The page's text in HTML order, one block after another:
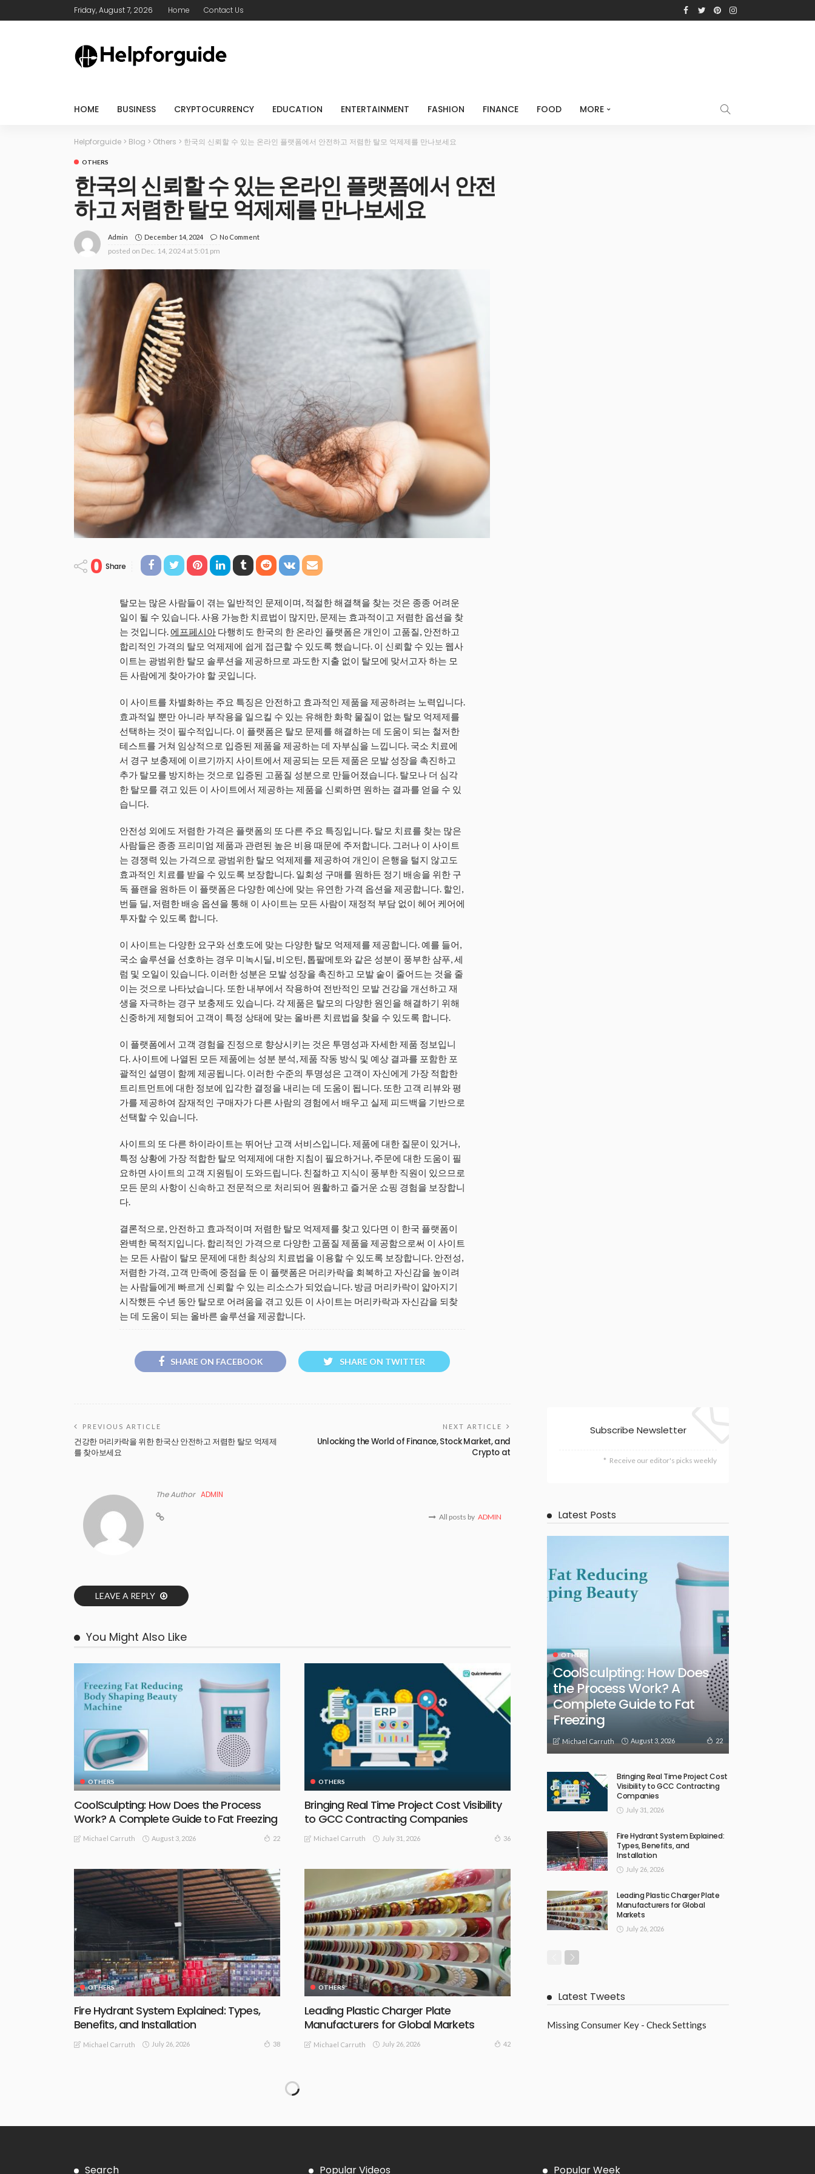
Friday, August 7, 2026 Home Contact Us
HOME BUSINESS CRYPTOCURRENCY EDUCATION ENTERTAINMENT FASHION FINANCE FOOD MORE
Helpforguide > Blog > Others > 한국의 신뢰할 수 있는 온라인 플랫폼에서 안전하고 저렴한 탈모 억제제를 만나보세요
OTHERS
한국의 신뢰할 수 있는 온라인 플랫폼에서 안전
하고 저렴한 탈모 억제제를 만나보세요
Admin December 14, 2024 No Comment
posted on Dec. 14, 2024 at 5:01 pm
0 Share
탈모는 많은 사람들이 겪는 일반적인 문제이며, 적절한 해결책을 찾는 것은 종종 어려운
일이 될 수 있습니다. 사용 가능한 치료법이 많지만, 문제는 효과적이고 저렴한 옵션을 찾
는 것입니다. 에프페시아 다행히도 한국의 한 온라인 플랫폼은 개인이 고품질, 안전하고
합리적인 가격의 탈모 억제제에 쉽게 접근할 수 있도록 했습니다. 이 신뢰할 수 있는 웹사
이트는 광범위한 탈모 솔루션을 제공하므로 과도한 지출 없이 탈모에 맞서고자 하는 모
든 사람에게 찾아가야 할 곳입니다.
이 사이트를 차별화하는 주요 특징은 안전하고 효과적인 제품을 제공하려는 노력입니다.
효과적일 뿐만 아니라 부작용을 일으킬 수 있는 유해한 화학 물질이 없는 탈모 억제제를
선택하는 것이 필수적입니다. 이 플랫폼은 탈모 문제를 해결하는 데 도움이 되는 철저한
테스트를 거쳐 임상적으로 입증된 제품을 제공하는 데 자부심을 느낍니다. 국소 치료에
서 경구 보충제에 이르기까지 사이트에서 제공되는 모든 제품은 모발 성장을 촉진하고
추가 탈모를 방지하는 것으로 입증된 고품질 성분으로 만들어졌습니다. 탈모나 더 심각
한 탈모를 겪고 있든 이 사이트에서 제공하는 제품을 신뢰하면 원하는 결과를 얻을 수 있
습니다.
안전성 외에도 저렴한 가격은 플랫폼의 또 다른 주요 특징입니다. 탈모 치료를 찾는 많은
사람들은 종종 프리미엄 제품과 관련된 높은 비용 때문에 주저합니다. 그러나 이 사이트
는 경쟁력 있는 가격으로 광범위한 탈모 억제제를 제공하여 개인이 은행을 털지 않고도
효과적인 치료를 받을 수 있도록 보장합니다. 일회성 구매를 원하든 정기 배송을 위한 구
독 플랜을 원하든 이 플랫폼은 다양한 예산에 맞는 유연한 가격 옵션을 제공합니다. 할인,
번들 딜, 저렴한 배송 옵션을 통해 이 사이트는 모든 사람이 재정적 부담 없이 헤어 케어에
투자할 수 있도록 합니다.
이 사이트는 다양한 요구와 선호도에 맞는 다양한 탈모 억제제를 제공합니다. 예를 들어,
국소 솔루션을 선호하는 경우 미녹시딜, 비오틴, 톱팔메토와 같은 성분이 풍부한 샴푸, 세
럼 및 오일이 있습니다. 이러한 성분은 모발 성장을 촉진하고 모발 숱이 줄어드는 것을 줄
이는 것으로 나타났습니다. 또한 내부에서 작용하여 전반적인 모발 건강을 개선하고 재
생을 자극하는 경구 보충제도 있습니다. 각 제품은 탈모의 다양한 원인을 해결하기 위해
신중하게 제형되어 고객이 특정 상태에 맞는 올바른 치료법을 찾을 수 있도록 합니다.
이 플랫폼에서 고객 경험을 진정으로 향상시키는 것은 투명성과 자세한 제품 정보입니
다. 사이트에 나열된 모든 제품에는 성분 분석, 제품 작동 방식 및 예상 결과를 포함한 포
괄적인 설명이 함께 제공됩니다. 이러한 수준의 투명성은 고객이 자신에게 가장 적합한
트리트먼트에 대한 정보에 입각한 결정을 내리는 데 도움이 됩니다. 또한 고객 리뷰와 평
가를 제공하여 잠재적인 구매자가 다른 사람의 경험에서 배우고 실제 피드백을 기반으로
선택할 수 있습니다.
사이트의 또 다른 하이라이트는 뛰어난 고객 서비스입니다. 제품에 대한 질문이 있거나,
특정 상황에 가장 적합한 탈모 억제제에 대한 지침이 필요하거나, 주문에 대한 도움이 필
요하면 사이트의 고객 지원팀이 도와드립니다. 친절하고 지식이 풍부한 직원이 있으므로
모든 문의 사항이 신속하고 전문적으로 처리되어 원활하고 즐거운 쇼핑 경험을 보장합니
다.
결론적으로, 안전하고 효과적이며 저렴한 탈모 억제제를 찾고 있다면 이 한국 플랫폼이
완벽한 목적지입니다. 합리적인 가격으로 다양한 고품질 제품을 제공함으로써 이 사이트
는 모든 사람이 탈모 문제에 대한 최상의 치료법을 이용할 수 있도록 보장합니다. 안전성,
저렴한 가격, 고객 만족에 중점을 둔 이 플랫폼은 머리카락을 회복하고 자신감을 높이려
는 사람들에게 빠르게 신뢰할 수 있는 리소스가 되었습니다. 방금 머리카락이 얇아지기
시작했든 수년 동안 탈모로 어려움을 겪고 있든 이 사이트는 머리카락과 자신감을 되찾
는 데 도움이 되는 올바른 솔루션을 제공합니다.
SHARE ON FACEBOOK SHARE ON TWITTER
PREVIOUS ARTICLE
건강한 머리카락을 위한 한국산 안전하고 저렴한 탈모 억제제
를 찾아보세요
NEXT ARTICLE
Unlocking the World of Finance, Stock Market, and
Crypto at
The Author ADMIN
All posts by ADMIN
LEAVE A REPLY
You Might Also Like
OTHERS
CoolSculpting: How Does the Process
Work? A Complete Guide to Fat Freezing
Michael Carruth August 3, 2026 22
OTHERS
Bringing Real Time Project Cost Visibility
to GCC Contracting Companies
Michael Carruth July 31, 2026 36
OTHERS
Fire Hydrant System Explained: Types,
Benefits, and Installation
Michael Carruth July 26, 2026 38
OTHERS
Leading Plastic Charger Plate
Manufacturers for Global Markets
Michael Carruth July 26, 2026 42
Subscribe Newsletter
Receive our editor's picks weekly
Latest Posts
OTHERS
CoolSculpting: How Does
the Process Work? A
Complete Guide to Fat
Freezing
Michael Carruth August 3, 2026 22
Bringing Real Time Project Cost
Visibility to GCC Contracting
Companies
July 31, 2026
Fire Hydrant System Explained:
Types, Benefits, and
Installation
July 26, 2026
Leading Plastic Charger Plate
Manufacturers for Global
Markets
July 26, 2026
Latest Tweets
Missing Consumer Key - Check Settings